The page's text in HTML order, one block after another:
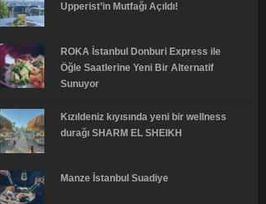
Upperist’in Mutfağı Açıldı!
ROKA İstanbul Donburi Express ile
Öğle Saatlerine Yeni Bir Alternatif
Sunuyor
Kızıldeniz kıyısında yeni bir wellness
durağı SHARM EL SHEIKH
Manze İstanbul Suadiye